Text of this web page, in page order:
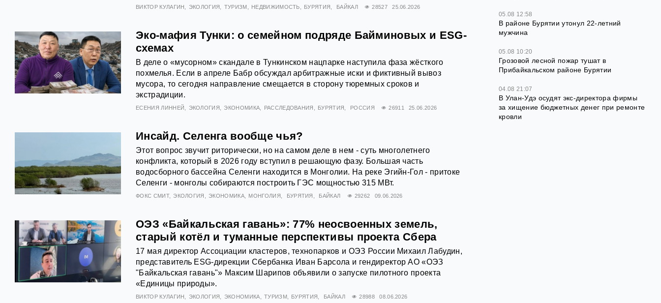
ВИКТОР КУЛАГИН ЭКОЛОГИЯ ТУРИЗМ НЕДВИЖИМОСТЬ БУРЯТИЯ БАЙКАЛ 28527 25.06.2026
Эко-мафия Тунки: о семейном подряде Байминовых и ESG-
схемах
В деле о «мусорном» скандале в Тункинском нацпарке наступила фаза жёсткого
похмелья. Если в апреле Бабр обсуждал арбитражные иски и фиктивный вывоз
мусора, то сегодня направление смещается в сторону тюремных сроков и
экстрадиции.
ЕСЕНИЯ ЛИННЕЙ ЭКОЛОГИЯ ЭКОНОМИКА РАССЛЕДОВАНИЯ БУРЯТИЯ РОССИЯ 26911 25.06.2026
Инсайд. Селенга вообще чья?
Этот вопрос звучит риторически, но на самом деле в нем - суть многолетнего
конфликта, который в 2026 году вступил в решающую фазу. Большая часть
водосборного бассейна Селенги находится в Монголии. На реке Эгийн-Гол - притоке
Селенги - монголы собираются построить ГЭС мощностью 315 МВт.
ФОКС СМИТ ЭКОЛОГИЯ ЭКОНОМИКА МОНГОЛИЯ БУРЯТИЯ БАЙКАЛ 29262 09.06.2026
ОЭЗ «Байкальская гавань»: 77% неосвоенных земель,
старый котёл и туманные перспективы проекта Сбера
17 мая директор Ассоциации кластеров, технопарков и ОЭЗ России Михаил Лабудин,
представитель ESG-дирекции Сбербанка Иван Барсола и гендиректор АО «ОЭЗ
"Байкальская гавань"» Максим Шарипов объявили о запуске пилотного проекта
«Единицы природы».
ВИКТОР КУЛАГИН ЭКОЛОГИЯ ЭКОНОМИКА ТУРИЗМ БУРЯТИЯ БАЙКАЛ 28988 08.06.2026
05.08 12:58
В районе Бурятии утонул 22-летний
мужчина
05.08 10:20
Грозовой лесной пожар тушат в
Прибайкальском районе Бурятии
04.08 21:07
В Улан-Удэ осудят экс-директора фирмы
за хищение бюджетных денег при ремонте
кровли